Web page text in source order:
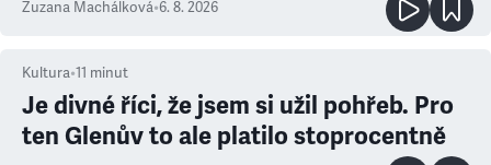
Zuzana Machálková•6. 8. 2026
Kultura•11 minut
Je divné říci, že jsem si užil pohřeb. Pro
ten Glenův to ale platilo stoprocentně